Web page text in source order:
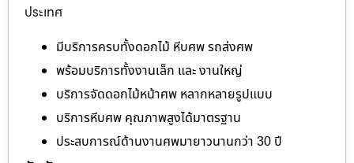
ประเทศ
มีบริการครบทั้งดอกไม้ หีบศพ รถส่งศพ
พร้อมบริการทั้งงานเล็ก และ งานใหญ่
บริการจัดดอกไม้หน้าศพ หลากหลายรูปแบบ
บริการหีบศพ คุณภาพสูงได้มาตรฐาน
ประสบการณ์ด้านงานศพมายาวนานกว่า 30 ปี